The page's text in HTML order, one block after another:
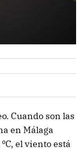
Cuando son las
en Málaga
el viento está